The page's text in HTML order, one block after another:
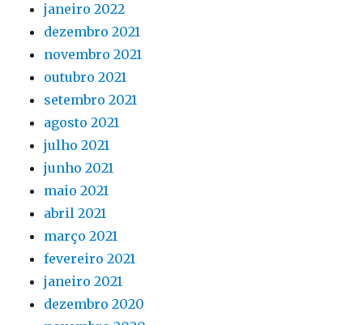
janeiro 2022
dezembro 2021
novembro 2021
outubro 2021
setembro 2021
agosto 2021
julho 2021
junho 2021
maio 2021
abril 2021
março 2021
fevereiro 2021
janeiro 2021
dezembro 2020